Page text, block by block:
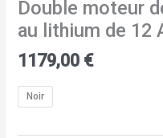
Double moteur
au lithium de 12
1179,00 €
Noir